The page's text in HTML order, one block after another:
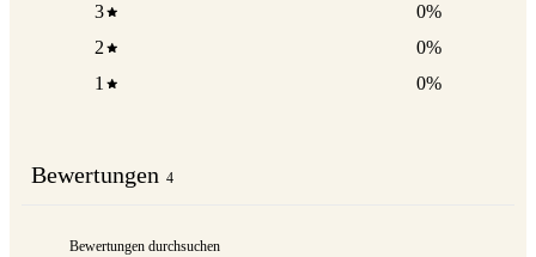
3
0%
2
0%
1
0%
Bewertungen 4